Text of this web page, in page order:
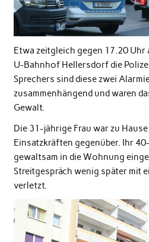
Etwa zeitgleich gegen 17.20 Uhr
U-Bahnhof Hellersdorf die
Sprechers sind diese zwei
zusammenhängend und waren
Gewalt.
Die 31-jährige Frau war zu
Einsatzkräften gegenüber. Ihr
gewaltsam in die Wohnung
Streitgespräch wenig später mit
verletzt.